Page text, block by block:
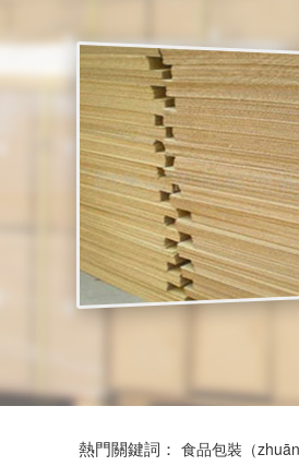
熱門關鍵詞： 食品包裝（